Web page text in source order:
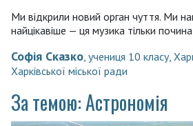
Ми відкрили новий орган чуття. Ми
найцікавіше — ця музика тільки
Софія Сказко, учениця 10 класу,
Харківської міської ради
За темою: Астрономія